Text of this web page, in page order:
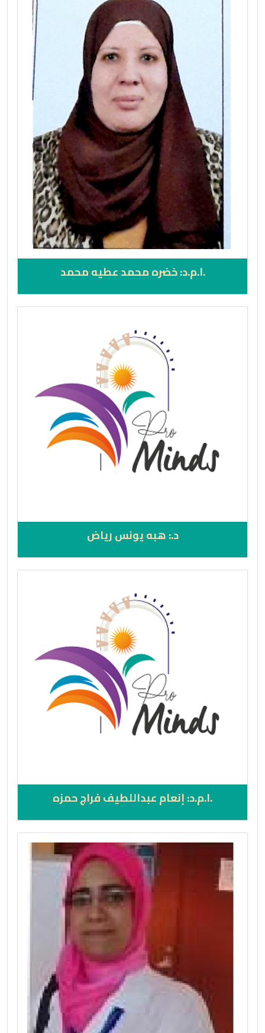
.ا.م.د: خضره محمد عطيه محمد
د.: هبه يونس رياض
.ا.م.د: إنعام عبداللطيف فراج حمزه